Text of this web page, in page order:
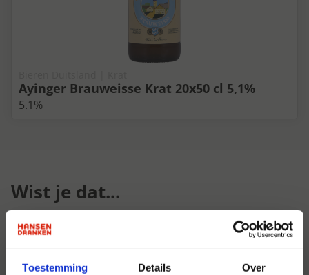
Toestemming Details Over
Ayinger Brauweisse Krat 20x50 cl 5,1%
5.1%
Wist je dat...